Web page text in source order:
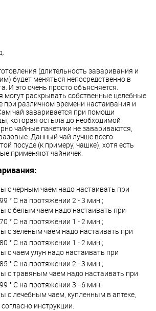
(длительность заваривания и
будет меняться непосредственно в
И это очень просто объясняется.
могут раскрывать собственные целебные
при различном времени настаивания и
чай заваривается при помощи
которая остыла до необходимой
чайные пакетики не завариваются,
Данный чай лучше всего
посуде (к примеру, чашке), хотя есть
применяют чайничек.
с черным чаем надо настаивать при
° C на протяжении 2 - 3 мин.;
с белым чаем надо настаивать при
° C на протяжении 1 - 2 мин.;
с зеленым чаем надо настаивать при
° C на протяжении 1 - 2 мин.;
с чаем улун надо настаивать при
° C на протяжении 2 - 3 мин.;
с травяным чаем надо настаивать при
° C на протяжении 3 - 6 мин.
с лечебным чаем, купленным в аптеке,
инструкции.